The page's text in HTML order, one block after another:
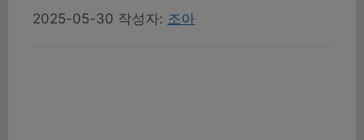
2025-05-30 작성자: 조아